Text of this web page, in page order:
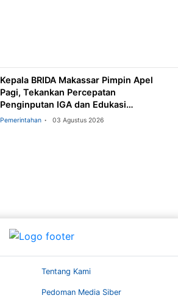
Kepala BRIDA Makassar Pimpin Apel
Pagi, Tekankan Percepatan
Penginputan IGA dan Edukasi
Pemilahan Sampah
Pemerintahan 03 Agustus 2026
Tentang Kami
Pedoman Media Siber